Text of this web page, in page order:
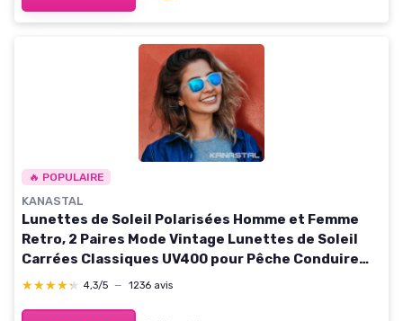
🔥 POPULAIRE
KANASTAL
Lunettes de Soleil Polarisées Homme et Femme
Retro, 2 Paires Mode Vintage Lunettes de Soleil
Carrées Classiques UV400 pour Pêche Conduire
Voyager Bleu et Orange
★★★★★
★★★★★ 4,3/5 — 1236 avis